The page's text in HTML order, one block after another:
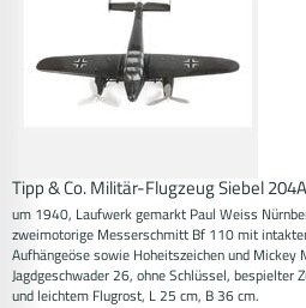
Tipp & Co. Militär-Flugzeug Siebel
um 1940, Laufwerk gemarkt Paul Weiss
zweimotorige Messerschmitt Bf 110 mit
Aufhängeöse sowie Hoheitszeichen und Mickey
Jagdgeschwader 26, ohne Schlüssel, bespielter
und leichtem Flugrost, L 25 cm, B 36 cm.